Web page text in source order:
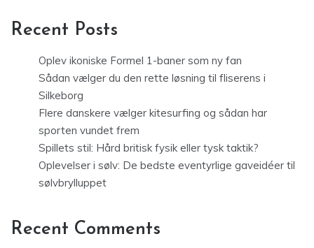
Recent Posts
Oplev ikoniske Formel 1-baner som ny fan
Sådan vælger du den rette løsning til fliserens i
Silkeborg
Flere danskere vælger kitesurfing og sådan har
sporten vundet frem
Spillets stil: Hård britisk fysik eller tysk taktik?
Oplevelser i sølv: De bedste eventyrlige gaveidéer til
sølvbrylluppet
Recent Comments